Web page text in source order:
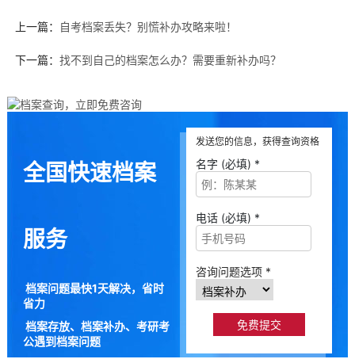
上一篇： 自考档案丢失？别慌补办攻略来啦！
下一篇： 找不到自己的档案怎么办？需要重新补办吗？
全国快速档案
服务
档案问题最快1天解决，省时
省力
档案存放、档案补办、考研考
公遇到档案问题
发送您的信息，获得查询资格
名字 (必填) *
电话 (必填) *
咨询问题选项 *